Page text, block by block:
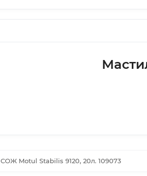
СОЖ Motul Stabilis 9120, 20л. 109073